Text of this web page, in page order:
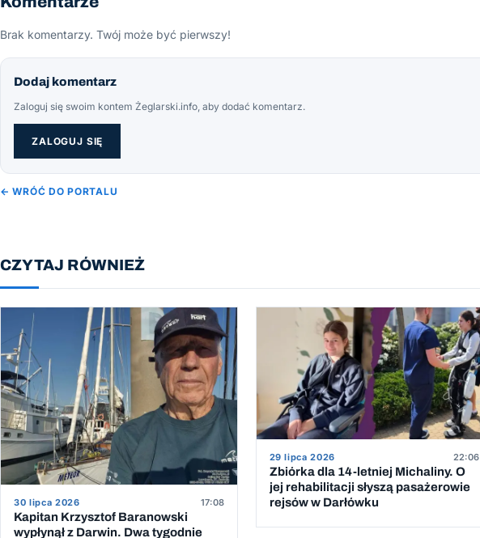
Brak komentarzy. Twój może być pierwszy!
Dodaj komentarz
Zaloguj się swoim kontem Żeglarski.info, aby dodać komentarz.
ZALOGUJ SIĘ
← WRÓĆ DO PORTALU
CZYTAJ RÓWNIEŻ
30 lipca 2026 17:08
Kapitan Krzysztof Baranowski
wypłynął z Darwin. Dwa tygodnie
29 lipca 2026 22:06
Zbiórka dla 14-letniej Michaliny. O
jej rehabilitacji słyszą pasażerowie
rejsów w Darłówku